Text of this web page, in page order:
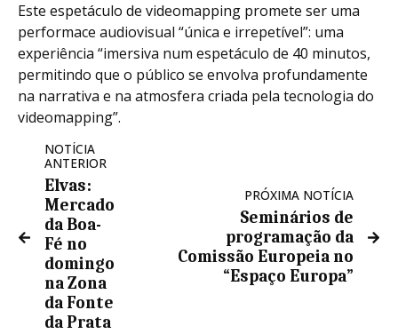
Este espetáculo de videomapping promete ser uma
performace audiovisual “única e irrepetível”: uma
experiência “imersiva num espetáculo de 40 minutos,
permitindo que o público se envolva profundamente
na narrativa e na atmosfera criada pela tecnologia do
videomapping”.
NOTÍCIA
ANTERIOR
Elvas:
Mercado
da Boa-
Fé no
domingo
na Zona
da Fonte
da Prata
PRÓXIMA NOTÍCIA
Seminários de
programação da
Comissão Europeia no
“Espaço Europa”